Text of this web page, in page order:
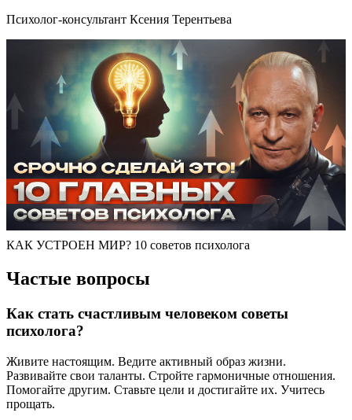
Психолог-консультант Ксения Терентьева
КАК УСТРОЕН МИР? 10 советов психолога
Частые вопросы
Как стать счастливым человеком советы
психолога?
Живите настоящим. Ведите активный образ жизни.
Развивайте свои таланты. Стройте гармоничные отношения.
Помогайте другим. Ставьте цели и достигайте их. Учитесь
прощать.